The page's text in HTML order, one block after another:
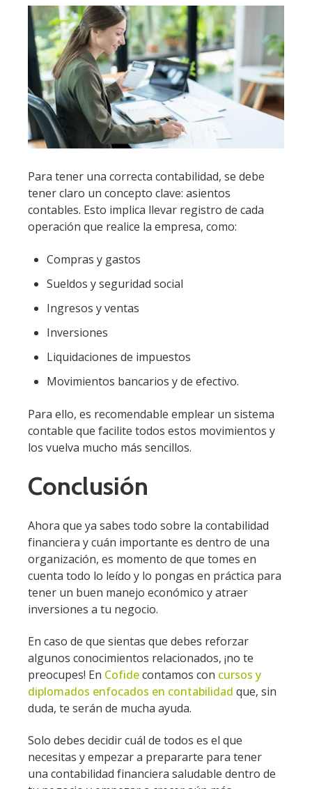
Para tener una correcta contabilidad, se debe
tener claro un concepto clave: asientos
contables. Esto implica llevar registro de cada
operación que realice la empresa, como:
Compras y gastos
Sueldos y seguridad social
Ingresos y ventas
Inversiones
Liquidaciones de impuestos
Movimientos bancarios y de efectivo.
Para ello, es recomendable emplear un sistema
contable que facilite todos estos movimientos y
los vuelva mucho más sencillos.
Conclusión
Ahora que ya sabes todo sobre la contabilidad
financiera y cuán importante es dentro de una
organización, es momento de que tomes en
cuenta todo lo leído y lo pongas en práctica para
tener un buen manejo económico y atraer
inversiones a tu negocio.
En caso de que sientas que debes reforzar
algunos conocimientos relacionados, ¡no te
preocupes! En Cofidecontamos con cursos y
diplomados enfocados en contabilidad que, sin
duda, te serán de mucha ayuda.
Solo debes decidir cuál de todos es el que
necesitas y empezar a prepararte para tener
una contabilidad financiera saludable dentro de